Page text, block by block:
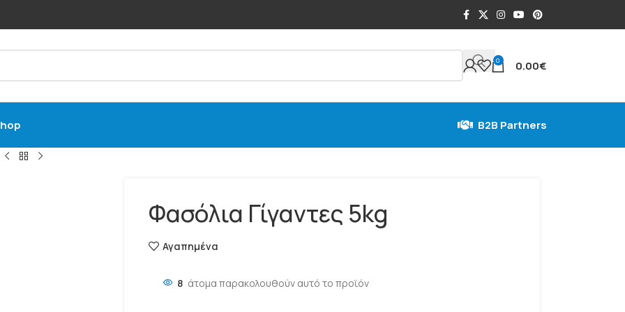
0 0.00€
B2B Partners
Φασόλια Γίγαντες 5kg
Αγαπημένα
8 άτομα παρακολουθούν αυτό το προϊόν